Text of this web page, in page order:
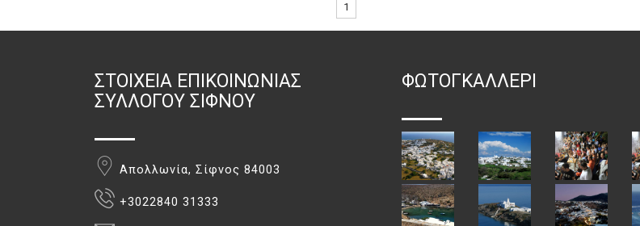
1
ΣΤΟΙΧΕΊΑ ΕΠΙΚΟΙΝΩΝΊΑΣ
ΣΥΛΛΌΓΟΥ ΣΊΦΝΟΥ
Απολλωνία, Σίφνος 84003
+3022840 31333
ΦΏΤΟΓΚΑΛΛΕΡΙ